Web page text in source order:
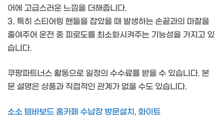
어에 고급스러운 느낌을 더해줍니다.
3. 특히 스티어링 핸들을 잡았을 때 발생하는 손끝과의 마찰을
줄여주어 운전 중 피로도를 최소화시켜주는 기능성을 가지고 있
습니다.
쿠팡파트너스 활동으로 일정의 수수료를 받을 수 있습니다. 본
문 설명은 상품과 직접적인 관계가 없을 수도 있습니다.
소소 템바보드 홈카페 수납장 방문설치, 화이트